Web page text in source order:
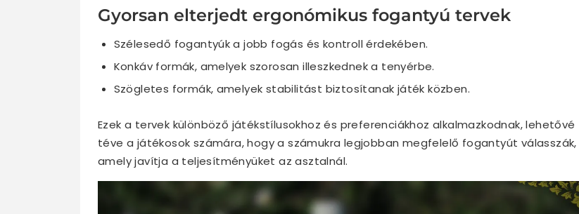
Gyorsan elterjedt ergonómikus fogantyú tervek
Szélesedő fogantyúk a jobb fogás és kontroll érdekében.
Konkáv formák, amelyek szorosan illeszkednek a tenyérbe.
Szögletes formák, amelyek stabilitást biztosítanak játék közben.
Ezek a tervek különböző játékstílusokhoz és preferenciákhoz alkalmazkodnak, lehetővé
téve a játékosok számára, hogy a számukra legjobban megfelelő fogantyút válasszák,
amely javítja a teljesítményüket az asztalnál.